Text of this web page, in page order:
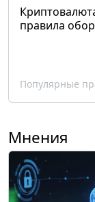
правила
Популярные
Мнения